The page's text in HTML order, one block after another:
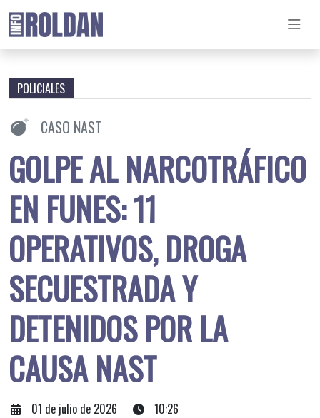
POLICIALES
CASO NAST
GOLPE AL NARCOTRÁFICO
EN FUNES: 11
OPERATIVOS, DROGA
SECUESTRADA Y
DETENIDOS POR LA
CAUSA NAST
01 de julio de 2026 10:26